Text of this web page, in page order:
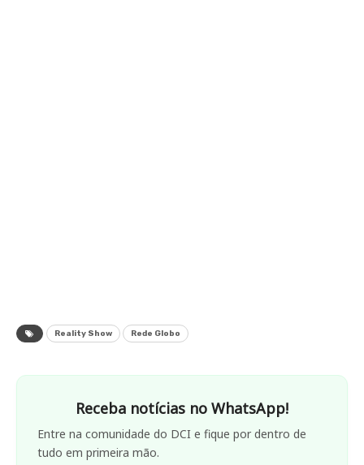
Reality Show Rede Globo
Receba notícias no WhatsApp!
Entre na comunidade do DCI e fique por dentro de
tudo em primeira mão.